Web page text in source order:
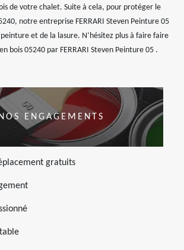
de votre chalet. Suite à cela, pour protéger le
notre entreprise FERRARI Steven Peinture 05
et de la lasure. N’hésitez plus à faire faire
bois 05240 par FERRARI Steven Peinture 05 .
NOS ENGAGEMENTS
gratuits